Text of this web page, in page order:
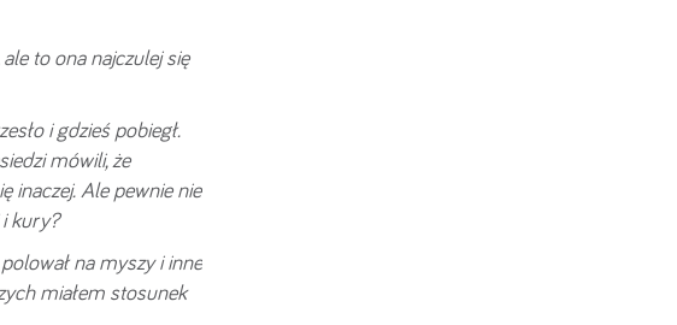
to ona najczulej się
i gdzieś pobiegł.
mówili, że
inaczej. Ale pewnie nie
kury?
na myszy i inne
miałem stosunek